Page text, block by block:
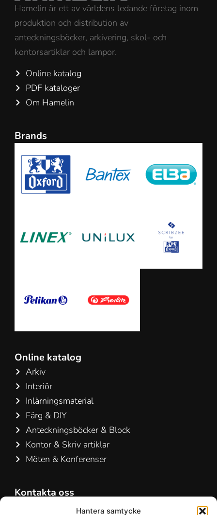
Hantera samtycke
Hamelin är ett av världens ledande företag inom
produktion och distribution av
anteckningsböcker, arkivering, skol- och
kontorsartiklar och lampor.
Online katalog
PDF kataloger
Om Hamelin
Brands
Online katalog
Arkiv
Interiör
Inlärningsmaterial
Färg & DIY
Anteckningsböcker & Block
Kontor & Skriv artiklar
Möten & Konferenser
Kontakta oss